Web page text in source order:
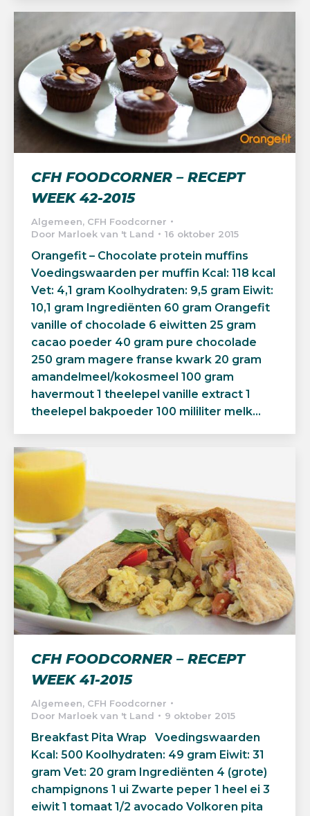
CFH FOODCORNER – RECEPT
WEEK 42-2015
Algemeen, CFH Foodcorner
Door Marloek van 't Land 16 oktober 2015
Orangefit – Chocolate protein muffins
Voedingswaarden per muffin Kcal: 118 kcal
Vet: 4,1 gram Koolhydraten: 9,5 gram Eiwit:
10,1 gram Ingrediënten 60 gram Orangefit
vanille of chocolade 6 eiwitten 25 gram
cacao poeder 40 gram pure chocolade
250 gram magere franse kwark 20 gram
amandelmeel/kokosmeel 100 gram
havermout 1 theelepel vanille extract 1
theelepel bakpoeder 100 mililiter melk…
CFH FOODCORNER – RECEPT
WEEK 41-2015
Algemeen, CFH Foodcorner
Door Marloek van 't Land 9 oktober 2015
Breakfast Pita Wrap Voedingswaarden
Kcal: 500 Koolhydraten: 49 gram Eiwit: 31
gram Vet: 20 gram Ingrediënten 4 (grote)
champignons 1 ui Zwarte peper 1 heel ei 3
eiwit 1 tomaat 1/2 avocado Volkoren pita